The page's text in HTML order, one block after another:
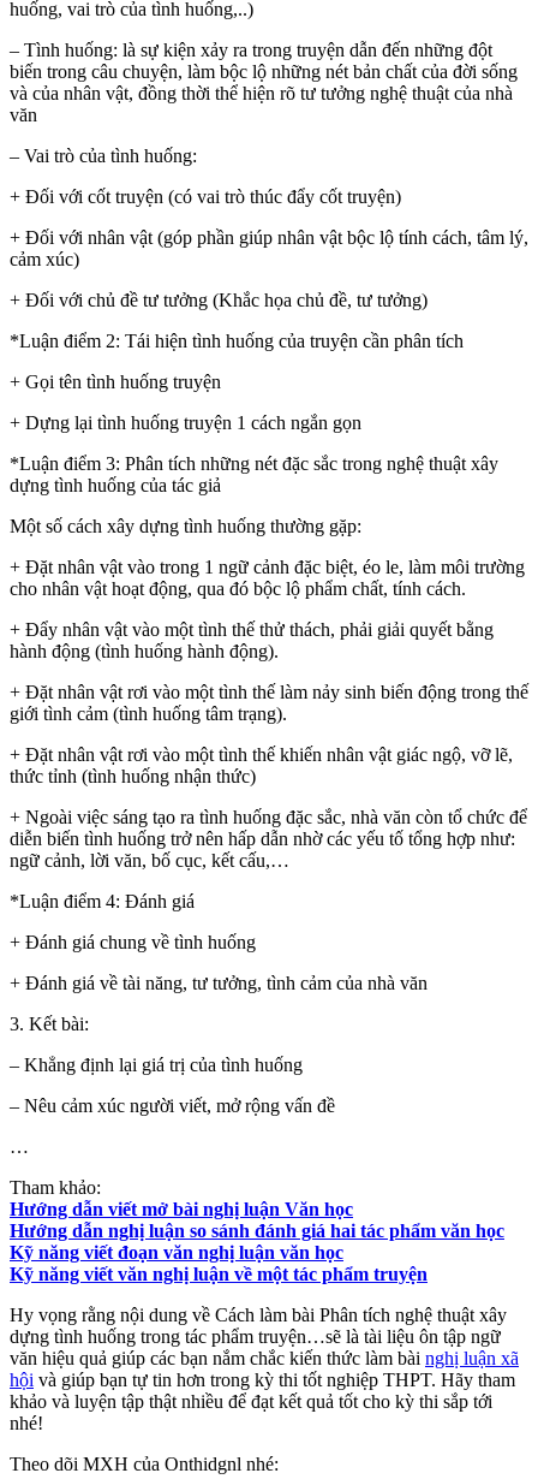
huống, vai trò của tình huống,..)
– Tình huống: là sự kiện xảy ra trong truyện dẫn đến những đột
biến trong câu chuyện, làm bộc lộ những nét bản chất của đời sống
và của nhân vật, đồng thời thể hiện rõ tư tưởng nghệ thuật của nhà
văn
– Vai trò của tình huống:
+ Đối với cốt truyện (có vai trò thúc đẩy cốt truyện)
+ Đối với nhân vật (góp phần giúp nhân vật bộc lộ tính cách, tâm lý,
cảm xúc)
+ Đối với chủ đề tư tưởng (Khắc họa chủ đề, tư tưởng)
*Luận điểm 2: Tái hiện tình huống của truyện cần phân tích
+ Gọi tên tình huống truyện
+ Dựng lại tình huống truyện 1 cách ngắn gọn
*Luận điểm 3: Phân tích những nét đặc sắc trong nghệ thuật xây
dựng tình huống của tác giả
Một số cách xây dựng tình huống thường gặp:
+ Đặt nhân vật vào trong 1 ngữ cảnh đặc biệt, éo le, làm môi trường
cho nhân vật hoạt động, qua đó bộc lộ phẩm chất, tính cách.
+ Đẩy nhân vật vào một tình thế thử thách, phải giải quyết bằng
hành động (tình huống hành động).
+ Đặt nhân vật rơi vào một tình thế làm nảy sinh biến động trong thế
giới tình cảm (tình huống tâm trạng).
+ Đặt nhân vật rơi vào một tình thế khiến nhân vật giác ngộ, vỡ lẽ,
thức tỉnh (tình huống nhận thức)
+ Ngoài việc sáng tạo ra tình huống đặc sắc, nhà văn còn tổ chức để
diễn biến tình huống trở nên hấp dẫn nhờ các yếu tố tổng hợp như:
ngữ cảnh, lời văn, bố cục, kết cấu,…
*Luận điểm 4: Đánh giá
+ Đánh giá chung về tình huống
+ Đánh giá về tài năng, tư tưởng, tình cảm của nhà văn
3. Kết bài:
– Khẳng định lại giá trị của tình huống
– Nêu cảm xúc người viết, mở rộng vấn đề
…
Tham khảo:
Hướng dẫn viết mở bài nghị luận Văn học
Hướng dẫn nghị luận so sánh đánh giá hai tác phẩm văn học
Kỹ năng viết đoạn văn nghị luận văn học
Kỹ năng viết văn nghị luận về một tác phẩm truyện
Hy vọng rằng nội dung về Cách làm bài Phân tích nghệ thuật xây
dựng tình huống trong tác phẩm truyện…sẽ là tài liệu ôn tập ngữ
văn hiệu quả giúp các bạn nắm chắc kiến thức làm bài nghị luận xã
hội và giúp bạn tự tin hơn trong kỳ thi tốt nghiệp THPT. Hãy tham
khảo và luyện tập thật nhiều để đạt kết quả tốt cho kỳ thi sắp tới
nhé!
Theo dõi MXH của Onthidgnl nhé: